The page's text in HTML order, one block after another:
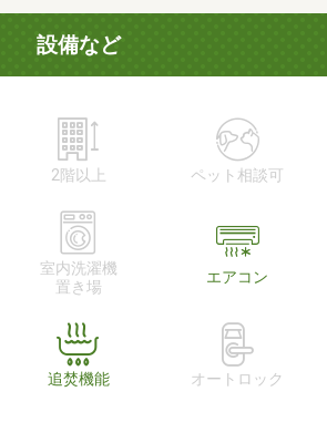
設備など
2階以上 ペット相談可
室内洗濯機
置き場
エアコン
追焚機能 オートロック